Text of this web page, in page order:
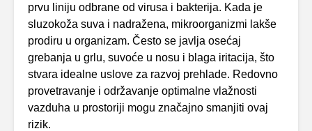
prvu liniju odbrane od virusa i bakterija. Kada je
sluzokoža suva i nadražena, mikroorganizmi lakše
prodiru u organizam. Često se javlja osećaj
grebanja u grlu, suvoće u nosu i blaga iritacija, što
stvara idealne uslove za razvoj prehlade. Redovno
provetravanje i održavanje optimalne vlažnosti
vazduha u prostoriji mogu značajno smanjiti ovaj
rizik.